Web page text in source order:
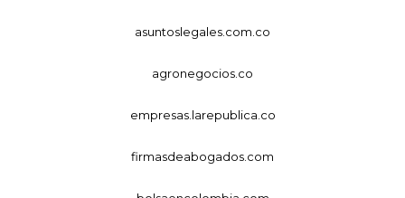
asuntoslegales.com.co
agronegocios.co
empresas.larepublica.co
firmasdeabogados.com